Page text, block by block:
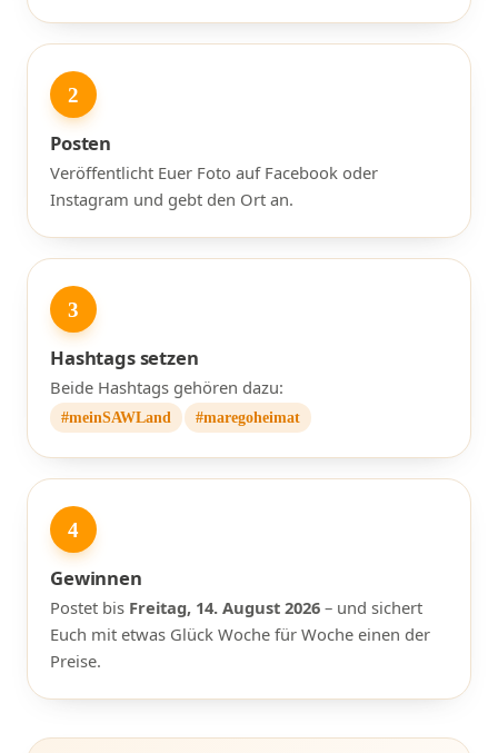
2
Posten
Veröffentlicht Euer Foto auf Facebook oder
Instagram und gebt den Ort an.
3
Hashtags setzen
Beide Hashtags gehören dazu:
#meinSAWLand #maregoheimat
4
Gewinnen
Postet bis Freitag, 14. August 2026 – und sichert
Euch mit etwas Glück Woche für Woche einen der
Preise.